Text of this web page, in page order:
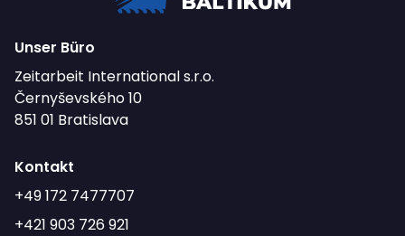
Unser Büro
Zeitarbeit International s.r.o.
Černyševského 10
851 01 Bratislava
Kontakt
+49 172 7477707
+421 903 726 921